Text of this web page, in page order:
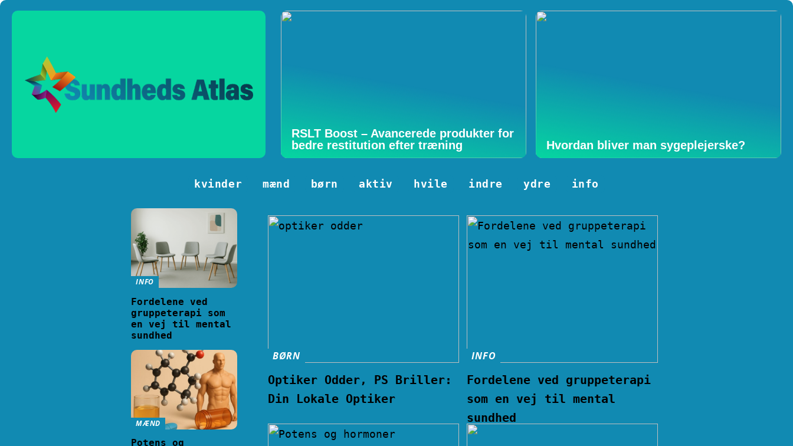
RSLT Boost – Avancerede produkter for
bedre restitution efter træning
Hvordan bliver man sygeplejerske?
kvinder mænd børn aktiv hvile indre ydre info
BØRN
Optiker Odder, PS Briller:
Din Lokale Optiker
INFO
Fordelene ved gruppeterapi
som en vej til mental
sundhed
INFO
Fordelene ved
gruppeterapi som
en vej til mental
sundhed
MÆND
Potens og